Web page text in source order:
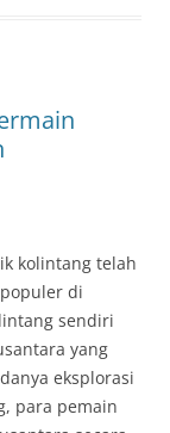
kolintang telah
di
sendiri
yang
eksplorasi
para pemain